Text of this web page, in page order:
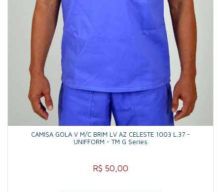
CAMISA GOLA V M/C BRIM LV AZ CELESTE 1003 L.37 -
UNIFFORM - TM G Series
R$ 50,00